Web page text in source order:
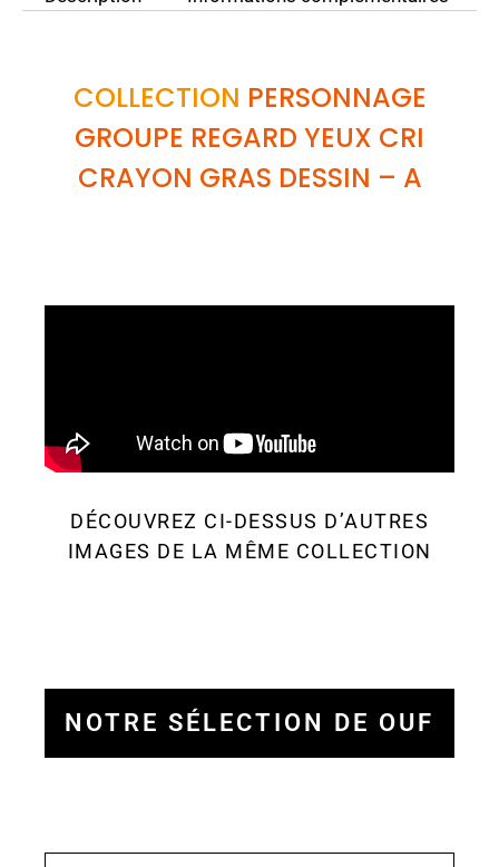
COLLECTION PERSONNAGE
GROUPE REGARD YEUX CRI
CRAYON GRAS DESSIN – A
DÉCOUVREZ CI-DESSUS D’AUTRES
IMAGES DE LA MÊME COLLECTION
NOTRE SÉLECTION DE OUF